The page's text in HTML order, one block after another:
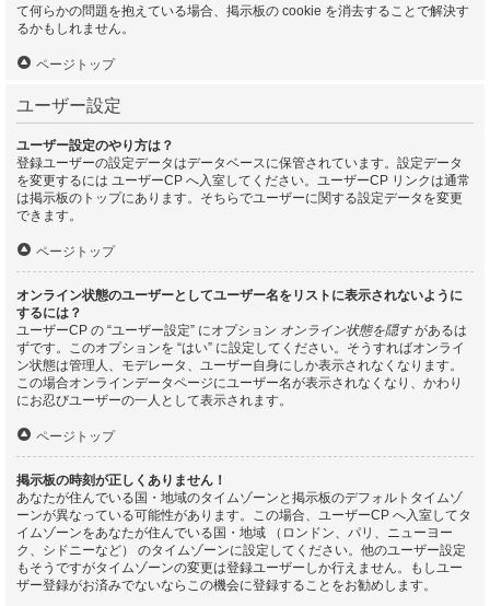
て何らかの問題を抱えている場合、掲示板の cookie を消去することで解決す
るかもしれません。
ページトップ
ユーザー設定
ユーザー設定のやり方は？
登録ユーザーの設定データはデータベースに保管されています。設定データ
を変更するには ユーザーCP へ入室してください。ユーザーCP リンクは通常
は掲示板のトップにあります。そちらでユーザーに関する設定データを変更
できます。
ページトップ
オンライン状態のユーザーとしてユーザー名をリストに表示されないように
するには？
ユーザーCP の “ユーザー設定” にオプション オンライン状態を隠すがあるは
ずです。このオプションを “はい” に設定してください。そうすればオンライ
ン状態は管理人、モデレータ、ユーザー自身にしか表示されなくなります。
この場合オンラインデータページにユーザー名が表示されなくなり、かわり
にお忍びユーザーの一人として表示されます。
ページトップ
掲示板の時刻が正しくありません！
あなたが住んでいる国・地域のタイムゾーンと掲示板のデフォルトタイムゾ
ーンが異なっている可能性があります。この場合、ユーザーCP へ入室してタ
イムゾーンをあなたが住んでいる国・地域 （ロンドン、パリ、ニューヨー
ク、シドニーなど） のタイムゾーンに設定してください。他のユーザー設定
もそうですがタイムゾーンの変更は登録ユーザーしか行えません。もしユー
ザー登録がお済みでないならこの機会に登録することをお勧めします。